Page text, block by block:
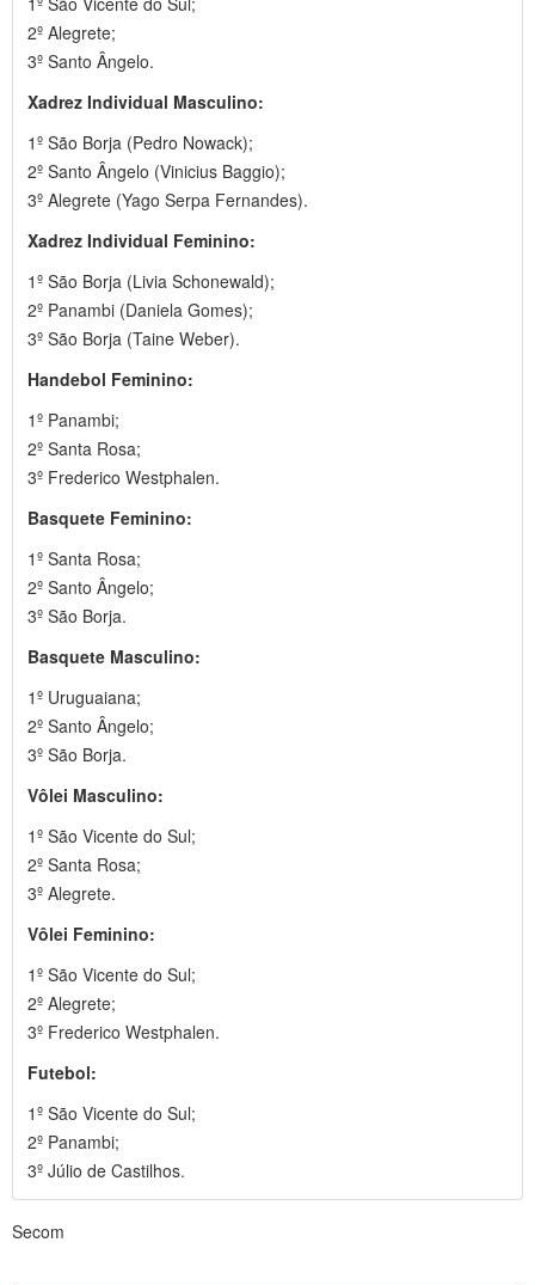
2º Alegrete;
3º Santo Ângelo.
Xadrez Individual Masculino:
1º São Borja (Pedro Nowack);
2º Santo Ângelo (Vinicius Baggio);
3º Alegrete (Yago Serpa Fernandes).
Xadrez Individual Feminino:
1º São Borja (Livia Schonewald);
2º Panambi (Daniela Gomes);
3º São Borja (Taine Weber).
Handebol Feminino:
1º Panambi;
2º Santa Rosa;
3º Frederico Westphalen.
Basquete Feminino:
1º Santa Rosa;
2º Santo Ângelo;
3º São Borja.
Basquete Masculino:
1º Uruguaiana;
2º Santo Ângelo;
3º São Borja.
Vôlei Masculino:
1º São Vicente do Sul;
2º Santa Rosa;
3º Alegrete.
Vôlei Feminino:
1º São Vicente do Sul;
2º Alegrete;
3º Frederico Westphalen.
Futebol:
1º São Vicente do Sul;
2º Panambi;
3º Júlio de Castilhos.
Secom